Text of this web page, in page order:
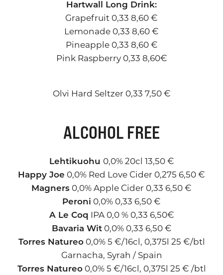
Hartwall Long Drink:
Grapefruit 0,33 8,60 €
Lemonade 0,33 8,60 €
Pineapple 0,33 8,60 €
Pink Raspberry 0,33 8,60€
Olvi Hard Seltzer 0,33 7,50 €
ALCOHOL FREE
Lehtikuohu 0,0% 20cl 13,50 €
Happy Joe 0,0% Red Love Cider 0,275 6,50 €
Magners 0,0% Apple Cider 0,33 6,50 €
Peroni 0,0% 0,33 6,50 €
A Le Coq IPA 0,0 % 0,33 6,50€
Bavaria Wit0,0% 0,33 6,50 €
Torres Natureo0,0% 5 €/16cl, 0,375l 25 €/btl
Garnacha, Syrah / Spain
Torres Natureo0,0% 5 €/16cl, 0,375l 25 € /btl